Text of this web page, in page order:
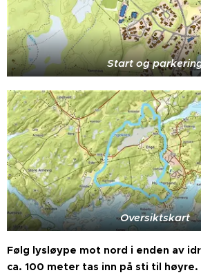
Start og
Oversiktskart
Følg lysløype mot nord i enden av
ca. 100 meter tas inn på sti til